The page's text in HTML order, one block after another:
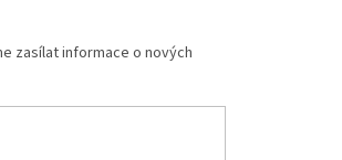
zasílat informace o nových